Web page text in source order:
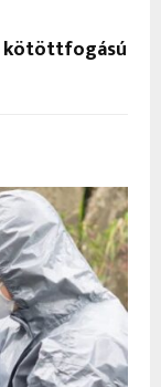
kötöttfogású